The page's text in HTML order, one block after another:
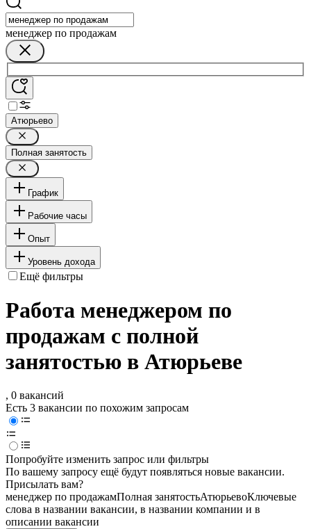
менеджер по продажам
Атюрьево
Полная занятость
График
Рабочие часы
Опыт
Уровень дохода
Ещё фильтры
Работа менеджером по
продажам с полной
занятостью в Атюрьеве
, 0 вакансий
Есть 3 вакансии по похожим запросам
Попробуйте изменить запрос или фильтры
По вашему запросу ещё будут появляться новые вакансии.
Присылать вам?
менеджер по продажамПолная занятостьАтюрьевоКлючевые
слова в названии вакансии, в названии компании и в
описании вакансии